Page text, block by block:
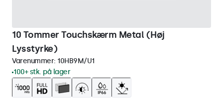
10 Tommer Touchskærm Metal (Høj
Lysstyrke)
Varenummer: 10HB9M/U1
100+ stk. på lager